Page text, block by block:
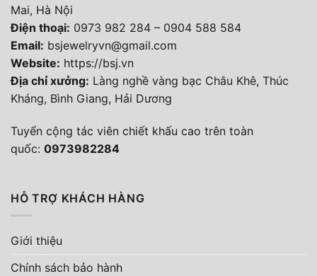
Mai, Hà Nội
Điện thoại: 0973 982 284 – 0904 588 584
Email: bsjewelryvn@gmail.com
Website: https://bsj.vn
Địa chỉ xưởng: Làng nghề vàng bạc Châu Khê, Thúc
Kháng, Bình Giang, Hải Dương
Tuyển cộng tác viên chiết khấu cao trên toàn
quốc: 0973982284
HỖ TRỢ KHÁCH HÀNG
Giới thiệu
Chính sách bảo hành